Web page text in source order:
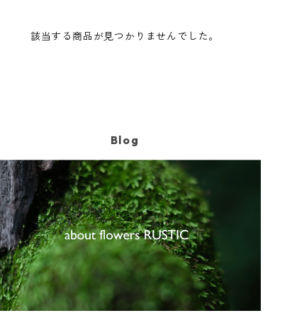
該当する商品が見つかりませんでした。
Blog